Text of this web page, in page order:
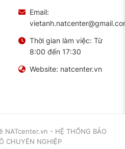
Email:
Thời gian làm việc: Từ
8:00 đến 17:30
Website: natcenter.vn
NATcenter.vn - HỆ THỐNG BẢO
CHUYÊN NGHIỆP